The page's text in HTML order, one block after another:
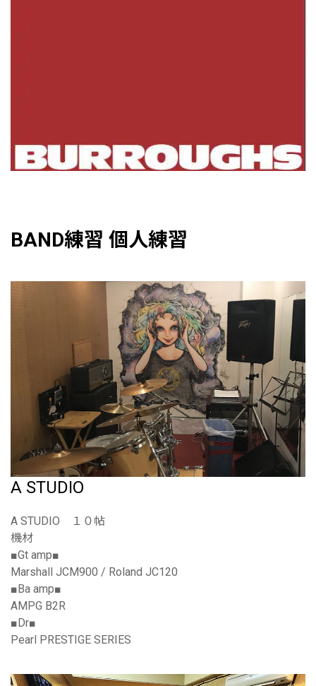
BAND練習 個人練習
A STUDIO
A STUDIO １０帖
機材
■Gt amp■
Marshall JCM900 / Roland JC120
■Ba amp■
AMPG B2R
■Dr■
Pearl PRESTIGE SERIES